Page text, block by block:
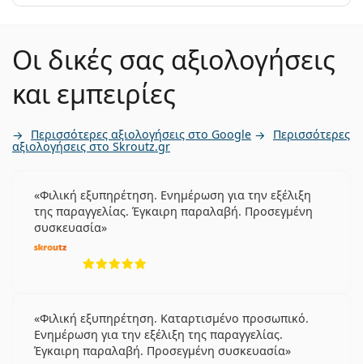
Οι δικές σας αξιολογήσεις
και εμπειρίες
Περισσότερες αξιολογήσεις στο Google Περισσότερες
αξιολογήσεις στο Skroutz.gr
Φιλική εξυπηρέτηση. Ενημέρωση για την εξέλιξη
της παραγγελίας. Έγκαιρη παραλαβή. Προσεγμένη
συσκευασία
Φιλική εξυπηρέτηση. Καταρτισμένο προσωπικό.
Ενημέρωση για την εξέλιξη της παραγγελίας.
Έγκαιρη παραλαβή. Προσεγμένη συσκευασία